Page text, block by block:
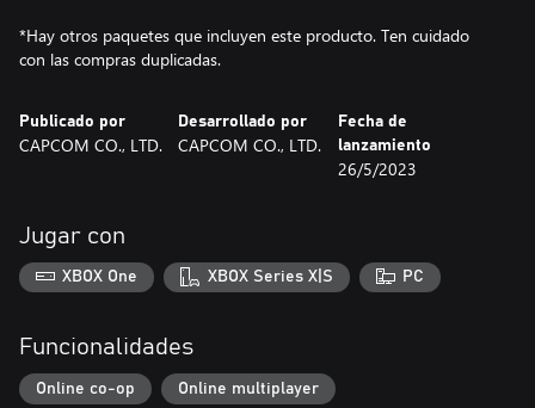
*Hay otros paquetes que incluyen este producto. Ten cuidado
con las compras duplicadas.
Publicado por
CAPCOM CO., LTD.
Desarrollado por
CAPCOM CO., LTD.
Fecha de
lanzamiento
26/5/2023
Jugar con
XBOX One XBOX Series X|S PC
Funcionalidades
Online co-op Online multiplayer